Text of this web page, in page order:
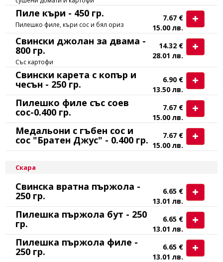
Пиле къри - 450 гр.
Пилешко филе, къри сос и бял ориз
7.67 €
15.00 лв.
Свински джолан за двама -
800 гр.
Със картофи
14.32 €
28.01 лв.
Свински карета с копър и
чесън - 250 гр.
6.90 €
13.50 лв.
Пилешко филе със соев
сос-0.400 гр.
7.67 €
15.00 лв.
Медальони с гъбен сос и
сос "Братен Джус" - 0.400 гр.
7.67 €
15.00 лв.
Скара
Свинска вратна пържола -
250 гр.
6.65 €
13.01 лв.
Пилешка пържола бут - 250
гр.
6.65 €
13.01 лв.
Пилешка пържола филе -
250 гр.
6.65 €
13.01 лв.